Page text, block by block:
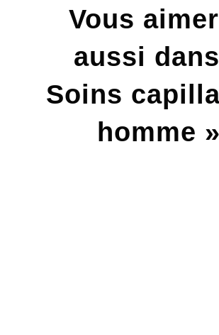
Vous
aussi
Soins
homme »